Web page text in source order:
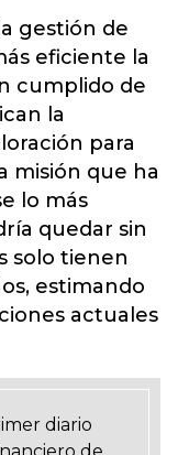
gestión de
eficiente la
cumplido de
la
para
misión que ha
lo más
quedar sin
solo tienen
estimando
actuales
diario